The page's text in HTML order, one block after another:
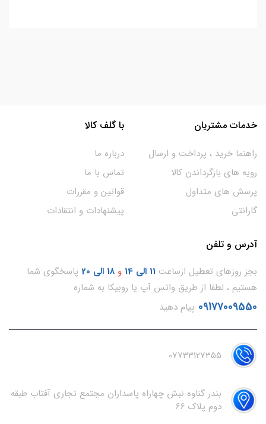
خدمات مشتریان
راهنما خرید ، پرداخت و ارسال
رویه های بازگرداندن کالا
پرسش های متداول
گارانتی
با گلف کالا
درباره ما
تماس با ما
قوانین و مقررات
پیشنهادات و انتقادات
آدرس و تلفن
بجز روزهای تعطیل ازساعت 11 الی 14 و 18 الی 20
پاسخگوی شما
هستیم ، لطفا از طریق واتس آپ یا روبیکا به شماره
09177009550 پیام دهید
07733127355
بندر گناوه نبش چهاراه پاسداران مجتمع تجاری آفتاب طبقه
دوم پلاک 66